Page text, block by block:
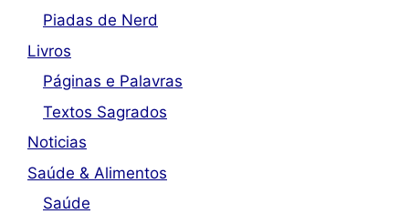
Piadas de Nerd
Livros
Páginas e Palavras
Textos Sagrados
Noticias
Saúde & Alimentos
Saúde